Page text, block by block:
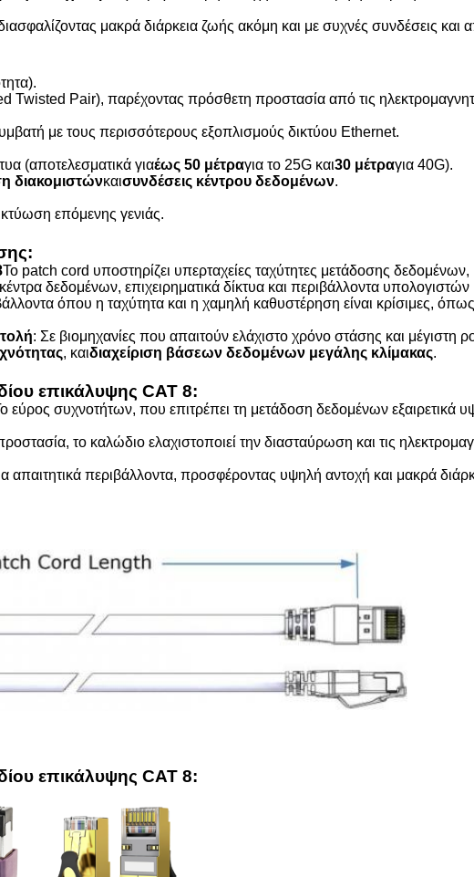
μακρά διάρκεια ζωής ακόμη και με συχνές συνδέσεις και
Twisted Pair), παρέχοντας πρόσθετη προστασία από τις
με τους περισσότερους εξοπλισμούς δικτύου Ethernet.
(αποτελεσματικά γιαέως 50 μέτραγια το 25G και30 μέτραγια 40G).
διακομιστώνκαισυνδέσεις κέντρου δεδομένων.
επόμενης γενιάς.
:
Το patch cord υποστηρίζει υπερταχείες ταχύτητες μετάδοσης δεδομένων,
δεδομένων, επιχειρηματικά δίκτυα και περιβάλλοντα
όπου η ταχύτητα και η χαμηλή καθυστέρηση είναι κρίσιμες,
: Σε βιομηχανίες που απαιτούν ελάχιστο χρόνο στάσης και
, καιδιαχείριση βάσεων δεδομένων μεγάλης κλίμακας.
επικάλυψης CAT 8:
εύρος συχνοτήτων, που επιτρέπει τη μετάδοση δεδομένων εξαιρετικά
το καλώδιο ελαχιστοποιεί την διασταύρωση και τις
απαιτητικά περιβάλλοντα, προσφέροντας υψηλή αντοχή και μακρά
επικάλυψης CAT 8: